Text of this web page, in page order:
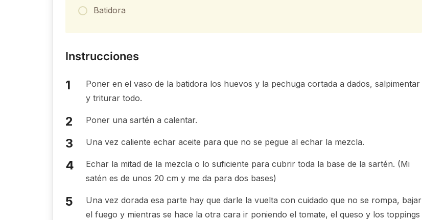
Batidora
Instrucciones
Poner en el vaso de la batidora los huevos y la pechuga cortada a dados, salpimentar
y triturar todo.
Poner una sartén a calentar.
Una vez caliente echar aceite para que no se pegue al echar la mezcla.
Echar la mitad de la mezcla o lo suficiente para cubrir toda la base de la sartén. (Mi
satén es de unos 20 cm y me da para dos bases)
Una vez dorada esa parte hay que darle la vuelta con cuidado que no se rompa, bajar
el fuego y mientras se hace la otra cara ir poniendo el tomate, el queso y los toppings